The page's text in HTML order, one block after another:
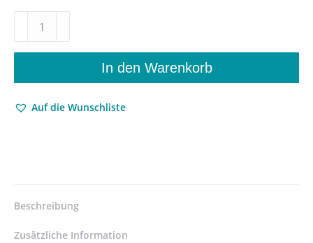
Modernismen
Konzepte
zeitgenössische
Ernst
ISBN
In den Warenkorb
Auf die Wunschliste
Beschreibung
Zusätzliche Information